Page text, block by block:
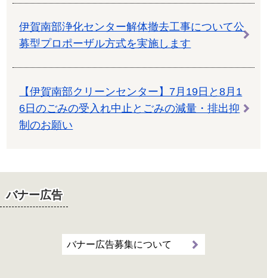
伊賀南部浄化センター解体撤去工事について公
募型プロポーザル方式を実施します
【伊賀南部クリーンセンター】7月19日と8月1
6日のごみの受入れ中止とごみの減量・排出抑
制のお願い
バナー広告
バナー広告募集について